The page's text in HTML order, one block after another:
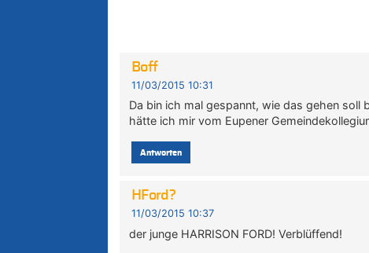
Boff
11/03/2015 10:31
Da bin ich mal gespannt, wie das gehen soll
hätte ich mir vom Eupener
Antworten
HFord?
11/03/2015 10:37
der junge HARRISON FORD! Verblüffend!